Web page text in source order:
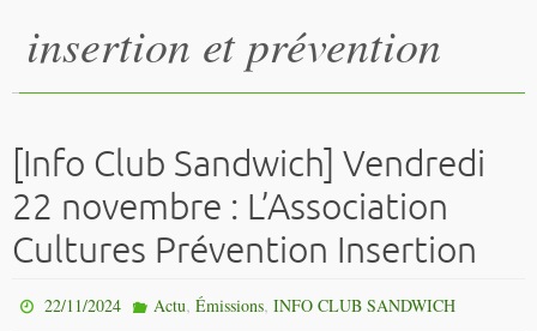
insertion et prévention
[Info Club Sandwich] Vendredi
22 novembre : L’Association
Cultures Prévention Insertion
22/11/2024 Actu, Émissions, INFO CLUB SANDWICH